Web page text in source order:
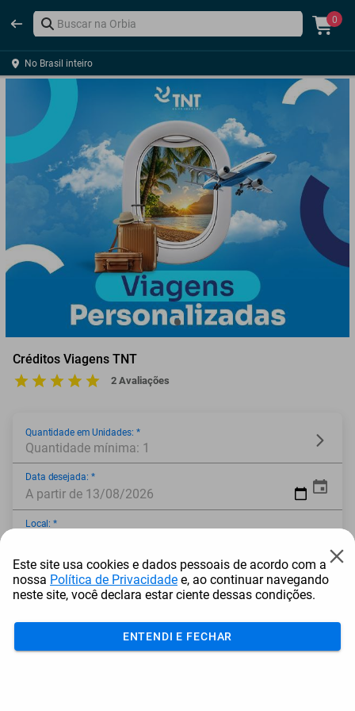
0
No Brasil inteiro
Créditos Viagens TNT
2 Avaliações
Quantidade em Unidades: *
Quantidade mínima: 1
Data desejada: *
A partir de 13/08/2026
Local: *
* Campo obrigatório
Adicionar ao carrinho
Este site usa cookies e dados pessoais de acordo com a
nossa Política de Privacidade e, ao continuar navegando
neste site, você declara estar ciente dessas condições.
ENTENDI E FECHAR